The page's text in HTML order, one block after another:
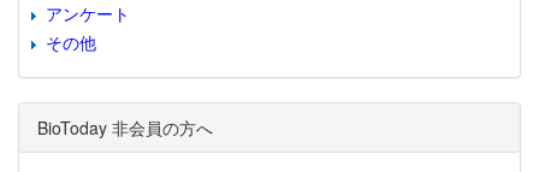
アンケート
その他
BioToday 非会員の方へ